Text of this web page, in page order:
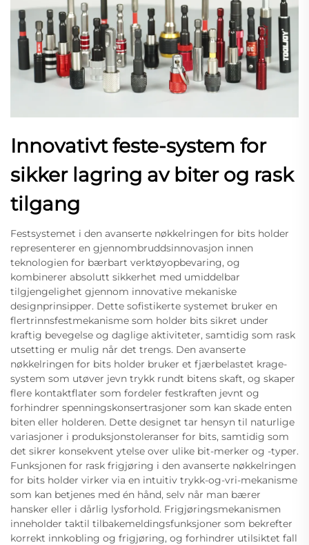
Innovativt feste-system for
sikker lagring av biter og rask
tilgang
Festsystemet i den avanserte nøkkelringen for bits holder
representerer en gjennombruddsinnovasjon innen
teknologien for bærbart verktøyopbevaring, og
kombinerer absolutt sikkerhet med umiddelbar
tilgjengelighet gjennom innovative mekaniske
designprinsipper. Dette sofistikerte systemet bruker en
flertrinnsfestmekanisme som holder bits sikret under
kraftig bevegelse og daglige aktiviteter, samtidig som rask
utsetting er mulig når det trengs. Den avanserte
nøkkelringen for bits holder bruker et fjærbelastet krage-
system som utøver jevn trykk rundt bitens skaft, og skaper
flere kontaktflater som fordeler festkraften jevnt og
forhindrer spenningskonsertrasjoner som kan skade enten
biten eller holderen. Dette designet tar hensyn til naturlige
variasjoner i produksjonstoleranser for bits, samtidig som
det sikrer konsekvent ytelse over ulike bit-merker og -typer.
Funksjonen for rask frigjøring i den avanserte nøkkelringen
for bits holder virker via en intuitiv trykk-og-vri-mekanisme
som kan betjenes med én hånd, selv når man bærer
hansker eller i dårlig lysforhold. Frigjøringsmekanismen
inneholder taktil tilbakemeldingsfunksjoner som bekrefter
korrekt innkobling og frigjøring, og forhindrer utilsiktet fall